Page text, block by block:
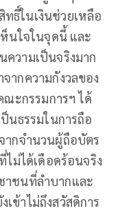
ธิ์ในเงินช่วยเหลือ
นใจในจุดนี้ และ
วามเป็นจริงมาก
ากความกังวลของ
ะกรรมการฯ ได้
นธรรมในการถือ
ากจำนวนผู้ถือบัตร
ม่ได้เดือดร้อนจริง
าชนที่ลำบากและ
ข้าไม่ถึงสวัสดิการ